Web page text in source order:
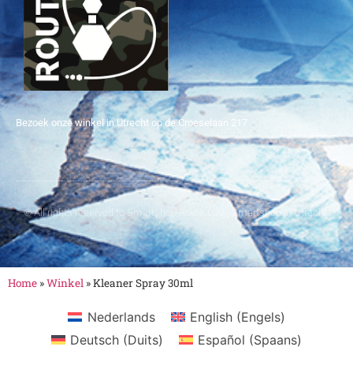
Bezoek onze winkel in Utrecht op de Croeselaan 217
© All rights reserved to Smartshop Route 030 - Smartshop in Utrecht
Home »Winkel »Kleaner Spray 30ml
Nederlands English(Engels)
Deutsch (Duits) Español (Spaans)